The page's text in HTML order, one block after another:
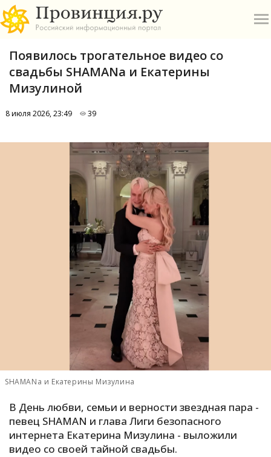
А
В
К
П
Р
С
У
Появилось трогательное видео со
свадьбы SHAMANа и Екатерины
Мизулиной
8 июля 2026, 23:49 39
SHAMANа и Екатерины Мизулина
В День любви, семьи и верности звездная пара -
певец SHAMAN и глава Лиги безопасного
интернета Екатерина Мизулина - выложили
видео со своей тайной свадьбы.